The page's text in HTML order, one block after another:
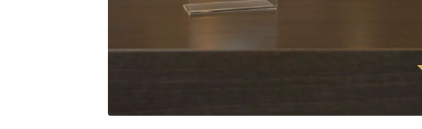
We gebruiken cookies om content en
websiteverkeer te analyseren. Ook delen we
media, adverteren en analyse. Deze partners
verstrekt of die ze hebben verzameld op basis